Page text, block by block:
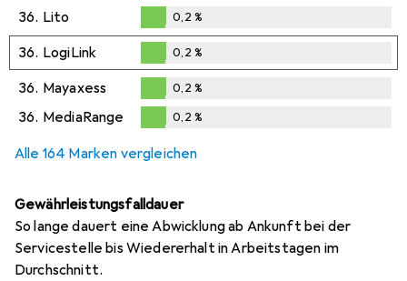
0,2%
36. Lito
0,2%
0,2 %
36. LogiLink
0,2%
0,2 %
36. Mayaxess
0,2%
0,2 %
36. MediaRange 0,2 %
Alle 164 Marken vergleichen
Gewährleistungsfalldauer
So lange dauert eine Abwicklung ab Ankunft bei der
Servicestelle bis Wiedererhalt in Arbeitstagen im
Durchschnitt.